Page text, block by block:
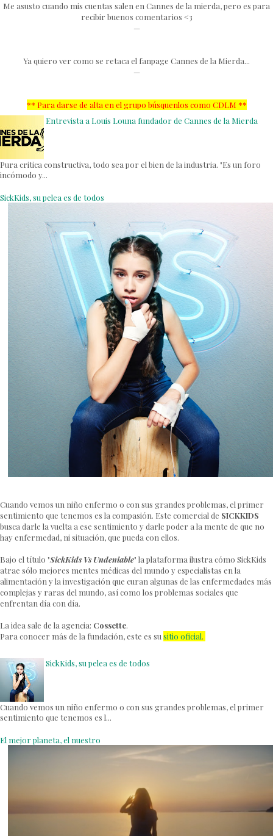
Me asusto cuando mis cuentas salen en Cannes de la mierda, pero es para
recibir buenos comentarios <3
—
Ya quiero ver como se retaca el fanpage Cannes de la Mierda...
—
** Para darse de alta en el grupo búsquenlos como CDLM **
Entrevista a Louis Louna fundador de Cannes de la Mierda
Pura critica constructiva, todo sea por el bien de la industria. "Es un foro
incómodo y...
SickKids, su pelea es de todos
Cuando vemos un niño enfermo o con sus grandes problemas, el primer
sentimiento que tenemos es la compasión. Este comercial de SICKKIDS
busca darle la vuelta a ese sentimiento y darle poder a la mente de que no
hay enfermedad, ni situación, que pueda con ellos.
Bajo el título "SickKids Vs Undeniable" la plataforma ilustra cómo SickKids
atrae sólo mejores mentes médicas del mundo y especialistas en la
alimentación y la investigación que curan algunas de las enfermedades más
complejas y raras del mundo, así como los problemas sociales que
enfrentan día con día.
La idea sale de la agencia: Cossette.
Para conocer más de la fundación, este es su sitio oficial.
SickKids, su pelea es de todos
Cuando vemos un niño enfermo o con sus grandes problemas, el primer
sentimiento que tenemos es l...
El mejor planeta, el nuestro